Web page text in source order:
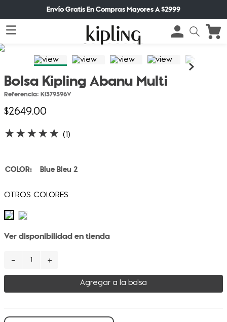
Envío Gratis En Compras Mayores A $2999
Bolsa Kipling Abanu Multi
Referencia: KI379596V
$2649.00
★★★★★ (1)
Blue Bleu 2
Ver disponibilidad en tienda
＋
－
Agregar a la bolsa